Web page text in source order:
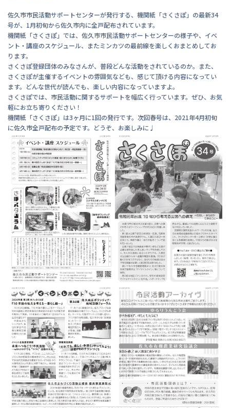
佐久市市民活動サポートセンターが発行する、機関紙「さくさぽ」の最新34
号が、1月初旬から佐久市内に全戸配布されています。
機関紙「さくさぽ」では、佐久市市民活動サポートセンターの様子や、イベ
ント・講座のスケジュール、またミンカツの最前線を楽しくおまとめしてお
ります。
さくさぽ登録団体のみなさんが、普段どんな活動をされているのか。また、
さくさぽが主催するイベントの雰囲気なども、感じて頂ける内容になってい
ます。どんな世代が読んでも、楽しい内容になっていますよ。
さくさぽでは、市民活動に関するサポートを幅広く行っています。ぜひ、お気
軽にお立ち寄りください！
機関紙「さくさぽ」は3ヶ月に1回の発行です。次回春号は、2021年4月初旬
に佐久市全戸配布の予定です。どうぞ、お楽しみに♩